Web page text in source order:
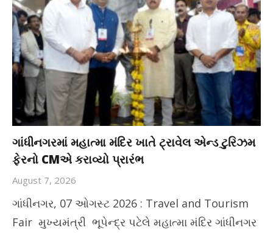
ગાંધીનગરમાં મહાત્મા મંદિર ખાતે ટ્રાવેલ એન્ડ ટુરિઝમ
ફેરનો CMએ કરાવ્યો પ્રારંભ
August 7, 2026
ગાંધીનગર, 07 ઓગસ્ટ 2026 : Travel and Tourism
Fair મુખ્યમંત્રી ભૂપેન્દ્ર પટેલે મહાત્મા મંદિર ગાંધીનગર